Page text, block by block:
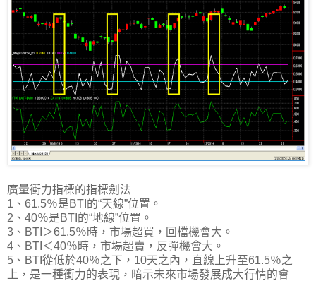
廣量衝力指標的指標劍法
1、61.5％是BTI的“天線”位置。
2、40％是BTI的“地線”位置。
3、BTI＞61.5％時，市場超買，回檔機會大。
4、BTI＜40％時，市場超賣，反彈機會大。
5、BTI從低於40％之下，10天之內，直線上升至61.5％之
上，是一種衝力的表現，暗示未來市場發展成大行情的會